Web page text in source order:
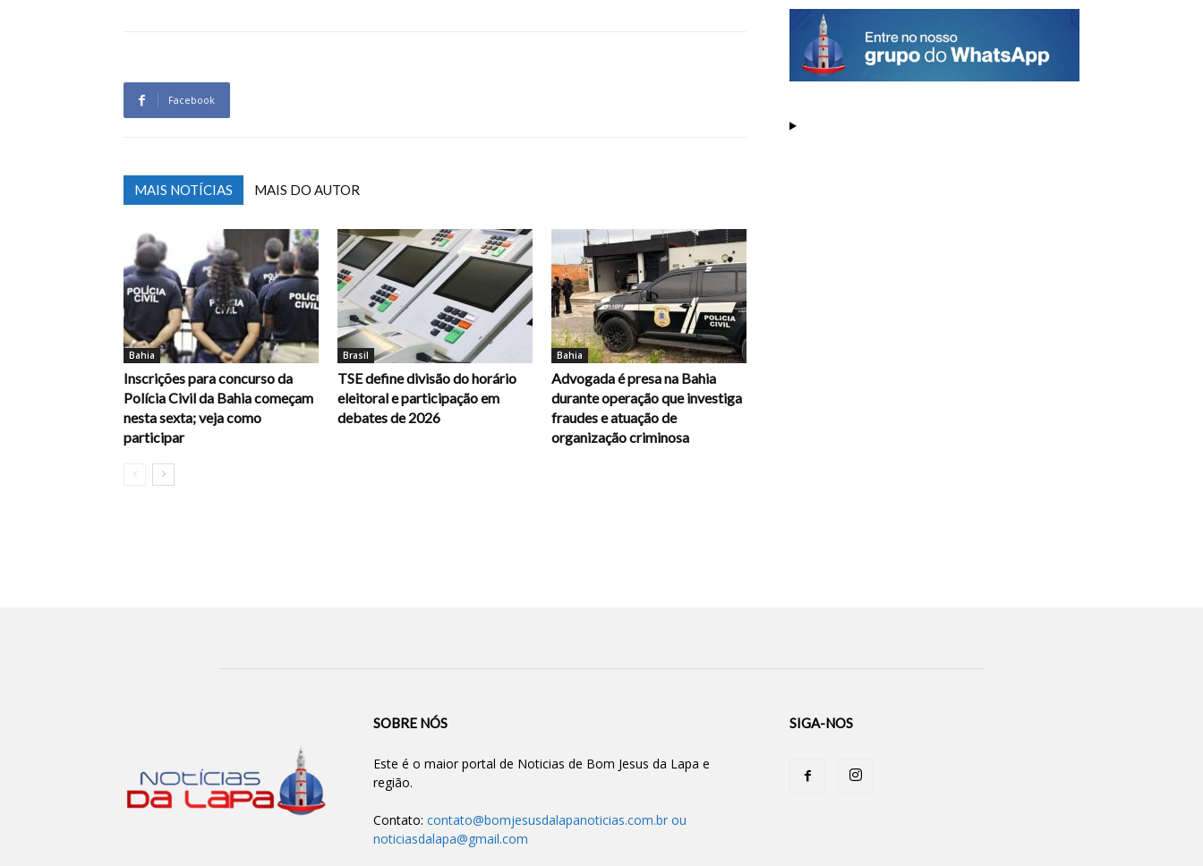
Facebook
MAIS NOTÍCIAS MAIS DO AUTOR
Bahia
Inscrições para concurso da
Polícia Civil da Bahia começam
nesta sexta; veja como
participar
Brasil
TSE define divisão do horário
eleitoral e participação em
debates de 2026
Bahia
Advogada é presa na Bahia
durante operação que investiga
fraudes e atuação de
organização criminosa
SOBRE NÓS
Este é o maior portal de Noticias de Bom Jesus da Lapa e
região.
Contato: contato@bomjesusdalapanoticias.com.br ou
noticiasdalapa@gmail.com
SIGA-NOS